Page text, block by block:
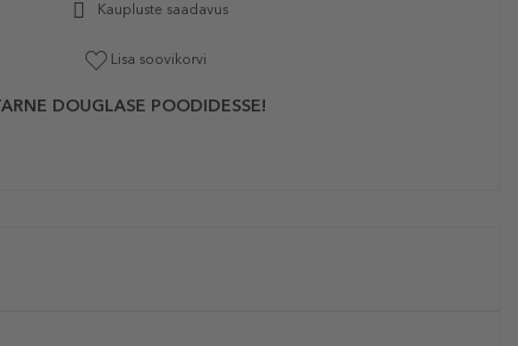
Kaupluste saadavus
Lisa soovikorvi
DOUGLASE POODIDESSE!